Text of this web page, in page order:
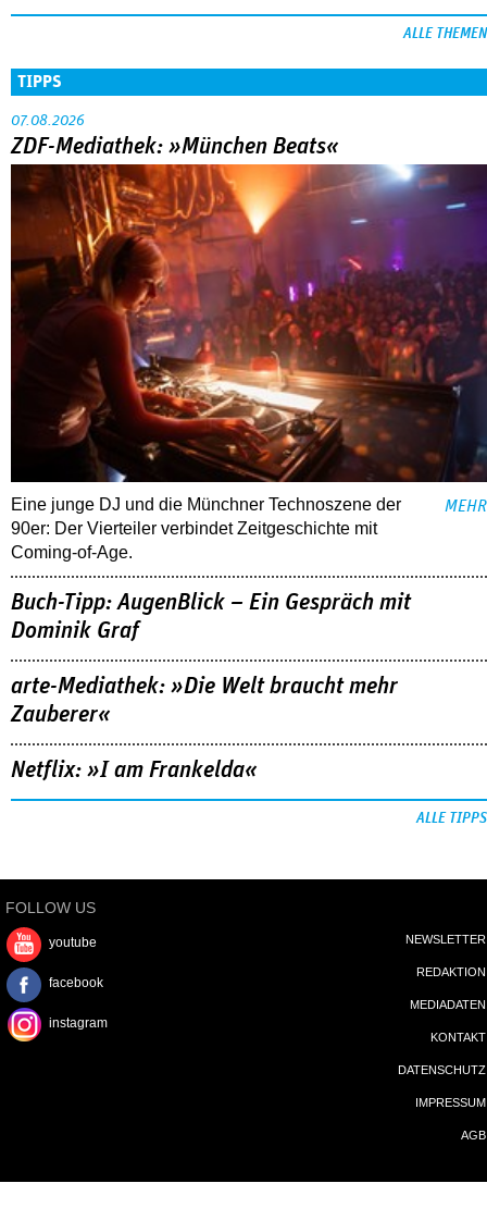
ALLE THEMEN
TIPPS
07.08.2026
ZDF-Mediathek: »München Beats«
Eine junge DJ und die Münchner Technoszene der
90er: Der Vierteiler verbindet Zeitgeschichte mit
Coming-of-Age.
MEHR
Buch-Tipp: AugenBlick – Ein Gespräch mit
Dominik Graf
arte-Mediathek: »Die Welt braucht mehr
Zauberer«
Netflix: »I am Frankelda«
ALLE TIPPS
FOLLOW US
youtube
facebook
instagram
NEWSLETTER
REDAKTION
MEDIADATEN
KONTAKT
DATENSCHUTZ
IMPRESSUM
AGB